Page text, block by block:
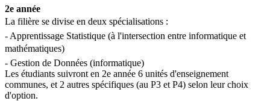
2e année
La filière se divise en deux spécialisations : 
- Apprentissage Statistique (à l'intersection entre informatique et
mathématiques) 
- Gestion de Données (informatique)
Les étudiants suivront en 2e année 6 unités d'enseignement
communes, et 2 autres spécifiques (au P3 et P4) selon leur choix
d'option.